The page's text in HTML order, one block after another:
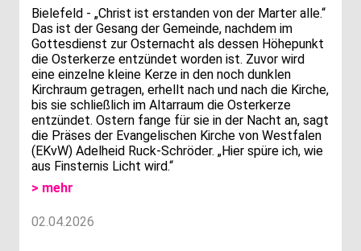
Bielefeld - „Christ ist erstanden von der Marter alle.“
Das ist der Gesang der Gemeinde, nachdem im
Gottesdienst zur Osternacht als dessen Höhepunkt
die Osterkerze entzündet worden ist. Zuvor wird
eine einzelne kleine Kerze in den noch dunklen
Kirchraum getragen, erhellt nach und nach die Kirche,
bis sie schließlich im Altarraum die Osterkerze
entzündet. Ostern fange für sie in der Nacht an, sagt
die Präses der Evangelischen Kirche von Westfalen
(EKvW) Adelheid Ruck-Schröder. „Hier spüre ich, wie
aus Finsternis Licht wird.“
> mehr
02.04.2026